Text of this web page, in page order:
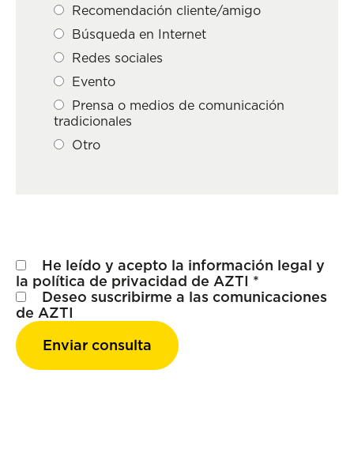
Recomendación cliente/amigo
Búsqueda en Internet
Redes sociales
Evento
Prensa o medios de comunicación
tradicionales
Otro
He leído y acepto la información legal y
la política de privacidad de AZTI *
Deseo suscribirme a las comunicaciones
de AZTI